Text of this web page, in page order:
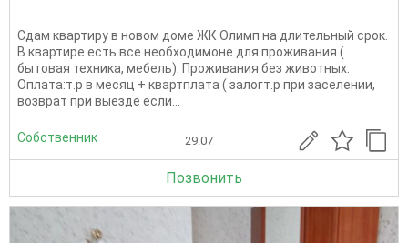
Сдам квартиру в новом доме ЖК Олимп на длительный срок.
В квартире есть все необходимоне для проживания (
бытовая техника, мебель). Проживания без животных.
Оплата:т.р в месяц + квартплата ( залогт.р при заселении,
возврат при выезде если...
Собственник 29.07
Позвонить